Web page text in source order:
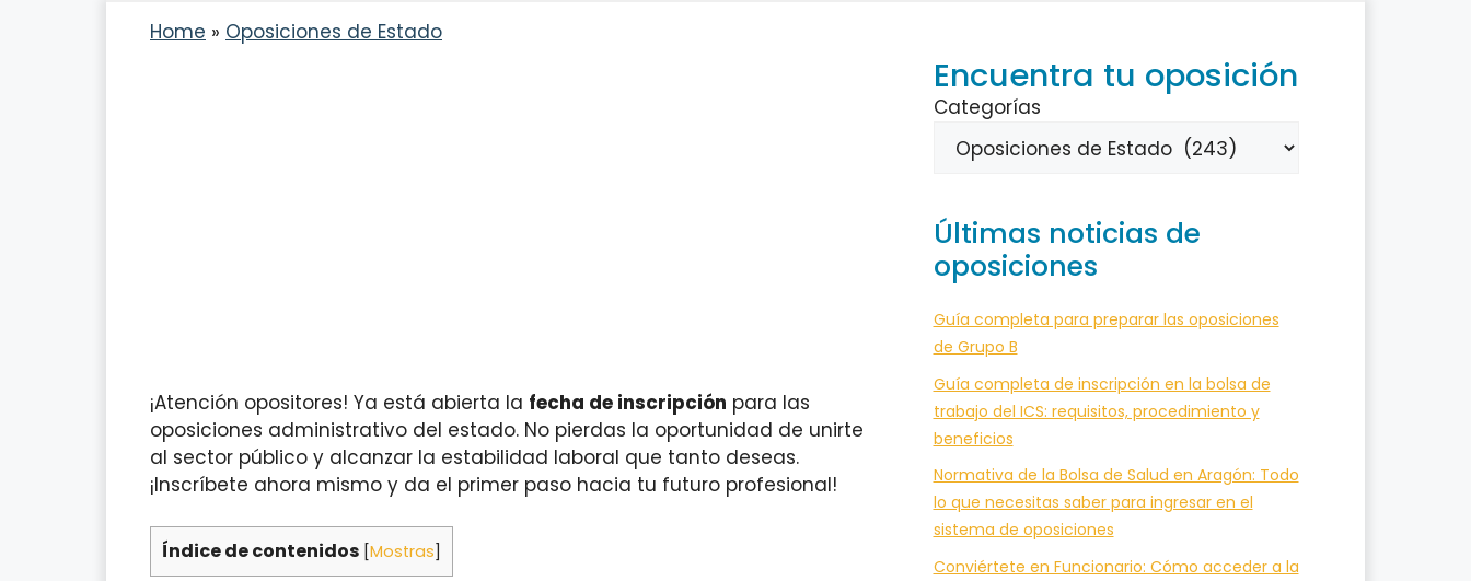
Home » Oposiciones de Estado
¡Atención opositores! Ya está abierta la fecha de inscripción para las
oposiciones administrativo del estado. No pierdas la oportunidad de unirte
al sector público y alcanzar la estabilidad laboral que tanto deseas.
¡Inscríbete ahora mismo y da el primer paso hacia tu futuro profesional!
Índice de contenidos [Mostras]
Encuentra tu oposición
Categorías
Últimas noticias de
oposiciones
Guía completa para preparar las oposiciones
de Grupo B
Guía completa de inscripción en la bolsa de
trabajo del ICS: requisitos, procedimiento y
beneficios
Normativa de la Bolsa de Salud en Aragón: Todo
lo que necesitas saber para ingresar en el
sistema de oposiciones
Conviértete en Funcionario: Cómo acceder a la